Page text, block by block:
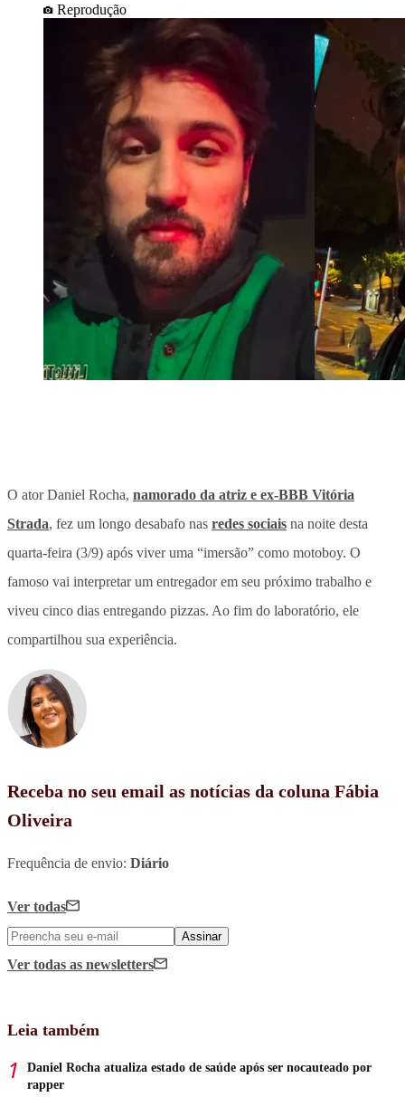
Reprodução
O ator Daniel Rocha, namorado da atriz e ex-BBB Vitória
Strada, fez um longo desabafo nas redes sociais na noite desta
quarta-feira (3/9) após viver uma “imersão” como motoboy. O
famoso vai interpretar um entregador em seu próximo trabalho e
viveu cinco dias entregando pizzas. Ao fim do laboratório, ele
compartilhou sua experiência.
Receba no seu email as notícias da coluna Fábia
Oliveira
Frequência de envio: Diário
Ver todas
Assinar
Ver todas as newsletters
Leia também
Daniel Rocha atualiza estado de saúde após ser nocauteado por
rapper